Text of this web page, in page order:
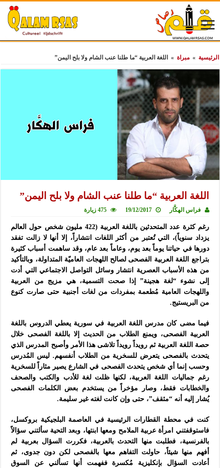
الرئيسية » مبراة » اللغة العربية “ما طلنا عنب الشام ولا بلح اليمن”
اللغة العربية “ما طلنا عنب الشام ولا بلح اليمن”
فراس الهكَّار 19/12/2017 475 زيارة
رغم كثرة عدد المتحدثين باللغة العربية (422 مليون شخص حول العالم
يزداد سنوياً)، التي تُعتبر من أكثر اللغات انتشاراً، إلا أنها لا زالت تفقد
دورها في حياتنا يوماً بعد يوم، وعاماً بعد عام، وقد ساهمت أسباب كثيرة
بتراجع اللغة العربية الفصحى لصالح اللهجات العاميّة المتداولة، وبالتأكيد
من هذه الأسباب العصرية انتشار وسائل التواصل الاجتماعي التي أدت
إلى نشوء “لغة هجينة” إذا صحت التسمية، هي مزيج من العربية
واللهجات العامية مُطعمة بمفردات من لغات أجنبية حتى صارت كنوع
من البريستيج.
فيما مضى كان مدرس اللغة العربية في سورية يعطي الدروس باللغة
العربية الفصحى، ويمنع الطلاب من الحديث إلا باللغة الفصحى خلال
حصة اللغة العربية ثم رويداً رويداً تلاشى هذا الأمر وأصبح المدرس الذي
يتحدث بالفصحى يتعرض للسخرية من الطلاب أنفسهم. ليس المُدرس
وحسب إنما أي شخص يتحدث الفصحى في الشارع يصير مثاراً للسخرية
رغم جماليات اللغة العربية، لكنها ظلت لغة للأدب والكتب والصحف
والخطابات فقط، وصار مؤخراً من يستخدم بعض الكلمات الفصحى
يُشار إليه أنه “مثقف”، حتى وإن كانت لغته غير سليمة.
كنت في محطة القطارات الرئيسية في العاصمة البلجيكية بروكسل،
فاستوقفتني امرأة عربية الملامح ومعها ابنتها، وبعد التحية سألتني سؤالاً
بالفرنسية، فطلبت منها التحدث بالعربية، فكررت السؤال بعربية لم
أفهم منها شيئاً، حاولت التفاهم معها بالفصحى لكن دون جدوى، ثم
أعادت السؤال بإنكليزية مُكسرة ففهمت أنها تسألني عن السوق